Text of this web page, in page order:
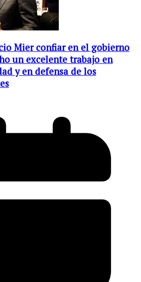
Mier confiar en el gobierno
un excelente trabajo en
y en defensa de los